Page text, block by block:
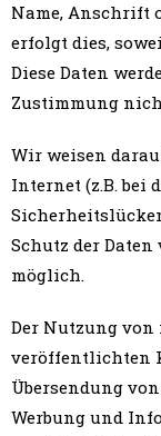
Name, Anschrift
erfolgt dies,
Diese Daten
Zustimmung
Wir weisen
Internet (z.B. bei
Schutz der
möglich.
Der Nutzung
veröffentlichten
Übersendung
Werbung und